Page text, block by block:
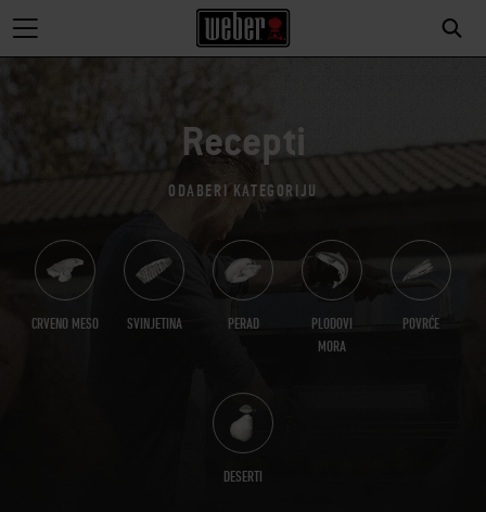
Recepti
ODABERI KATEGORIJU
CRVENO MESO SVINJETINA PERAD
PLODOVI
MORA
POVRĆE
DESERTI